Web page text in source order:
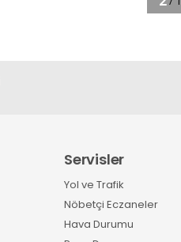
Servisler
Yol ve Trafik
Nöbetçi Eczaneler
Hava Durumu